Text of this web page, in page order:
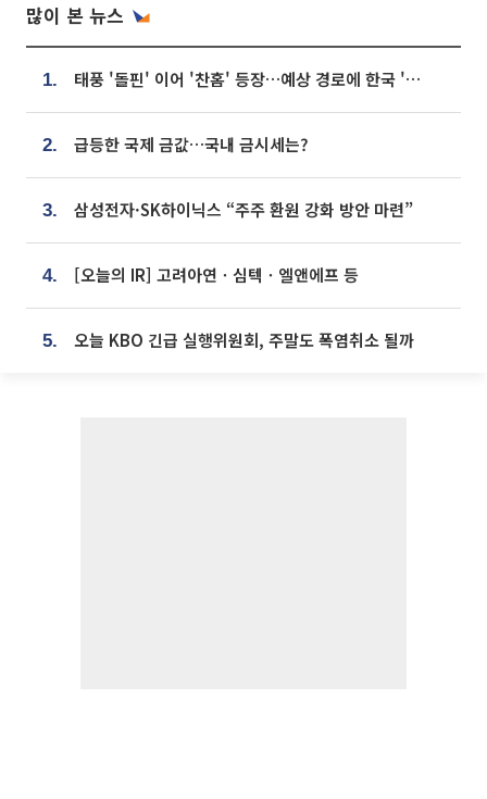
많이 본 뉴스
1. 태풍 '돌핀' 이어 '찬홈' 등장…예상 경로에 한국 '한숨'
2. 급등한 국제 금값…국내 금시세는?
3. 삼성전자·SK하이닉스 “주주 환원 강화 방안 마련”
4. [오늘의 IR] 고려아연ㆍ심텍ㆍ엘앤에프 등
5. 오늘 KBO 긴급 실행위원회, 주말도 폭염취소 될까